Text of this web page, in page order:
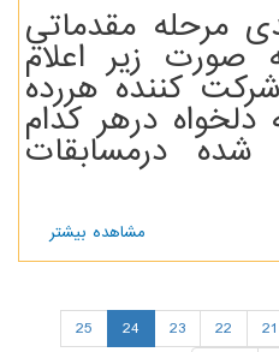
مرحله مقدماتي
صورت زیر اعلام
کننده هررده
درهر کدام
شده درمسابقات
مشاهده بیشتر
21
22
23
24
25